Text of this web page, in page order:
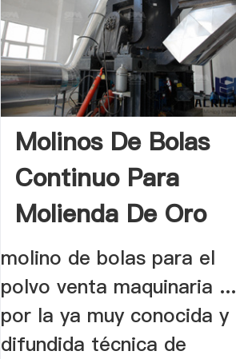
Molinos De Bolas
Continuo Para
Molienda De Oro
molino de bolas para el
polvo venta maquinaria ...
por la ya muy conocida y
difundida técnica de